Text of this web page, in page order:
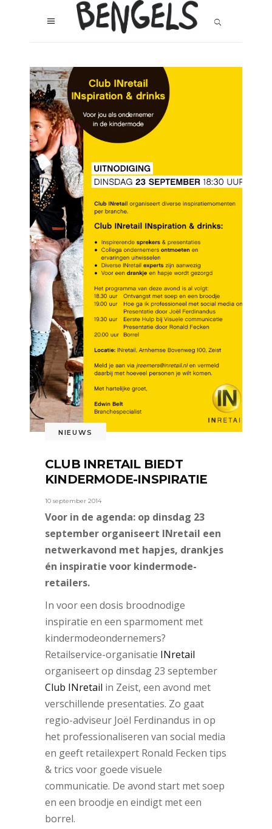
NIEUWS
CLUB INRETAIL BIEDT
KINDERMODE-INSPIRATIE
10 september 2014
Voor in de agenda: op dinsdag 23
september organiseert INretail een
netwerkavond met hapjes, drankjes
én inspiratie voor kindermode-
retailers.
In voor een dosis broodnodige
inspiratie en een sparmoment met
kindermodeondernemers?
Retailservice-organisatie INretail
organiseert op dinsdag 23 september
Club INretail in Zeist, een avond met
verschillende presentaties. Zo gaat
regio-adviseur Joël Ferdinandus in op
het professionaliseren van social media
en geeft retailexpert Ronald Fecken tips
& trics voor goede visuele
communicatie. De avond start met soep
en een broodje en eindigt met een
borrel.